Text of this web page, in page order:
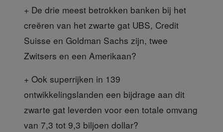
+ De drie meest betrokken banken bij het
creëren van het zwarte gat UBS, Credit
Suisse en Goldman Sachs zijn, twee
Zwitsers en een Amerikaan?
+ Ook superrijken in 139
ontwikkelingslanden een bijdrage aan dit
zwarte gat leverden voor een totale omvang
van 7,3 tot 9,3 biljoen dollar?